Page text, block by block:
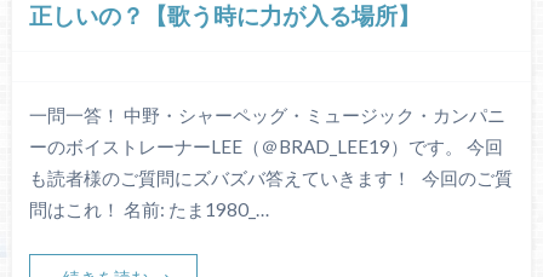
正しいの？【歌う時に力が入る場所】
一問一答！ 中野・シャーペッグ・ミュージック・カンパニ
ーのボイストレーナーLEE（＠BRAD_LEE19）です。 今回
も読者様のご質問にズバズバ答えていきます！ 今回のご質
問はこれ！ 名前: たま1980_…